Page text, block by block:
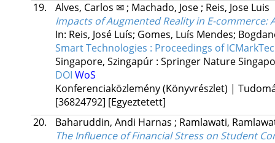
19.
Alves, Carlos ✉; Machado, Jose; Reis, Jose Luis
Impacts of Augmented Reality in E-commerce:
In: Reis, José Luís; Gomes, Luís Mendes;
Smart Technologies : Proceedings of
Singapore, Szingapúr : Springer Nature
DOI WoS
Konferenciaközlemény (Könyvrészlet) |
[36824792] [Egyeztetett]
20.
Baharuddin, Andi Harnas ; Ramlawati,
The Influence of Financial Stress on Student